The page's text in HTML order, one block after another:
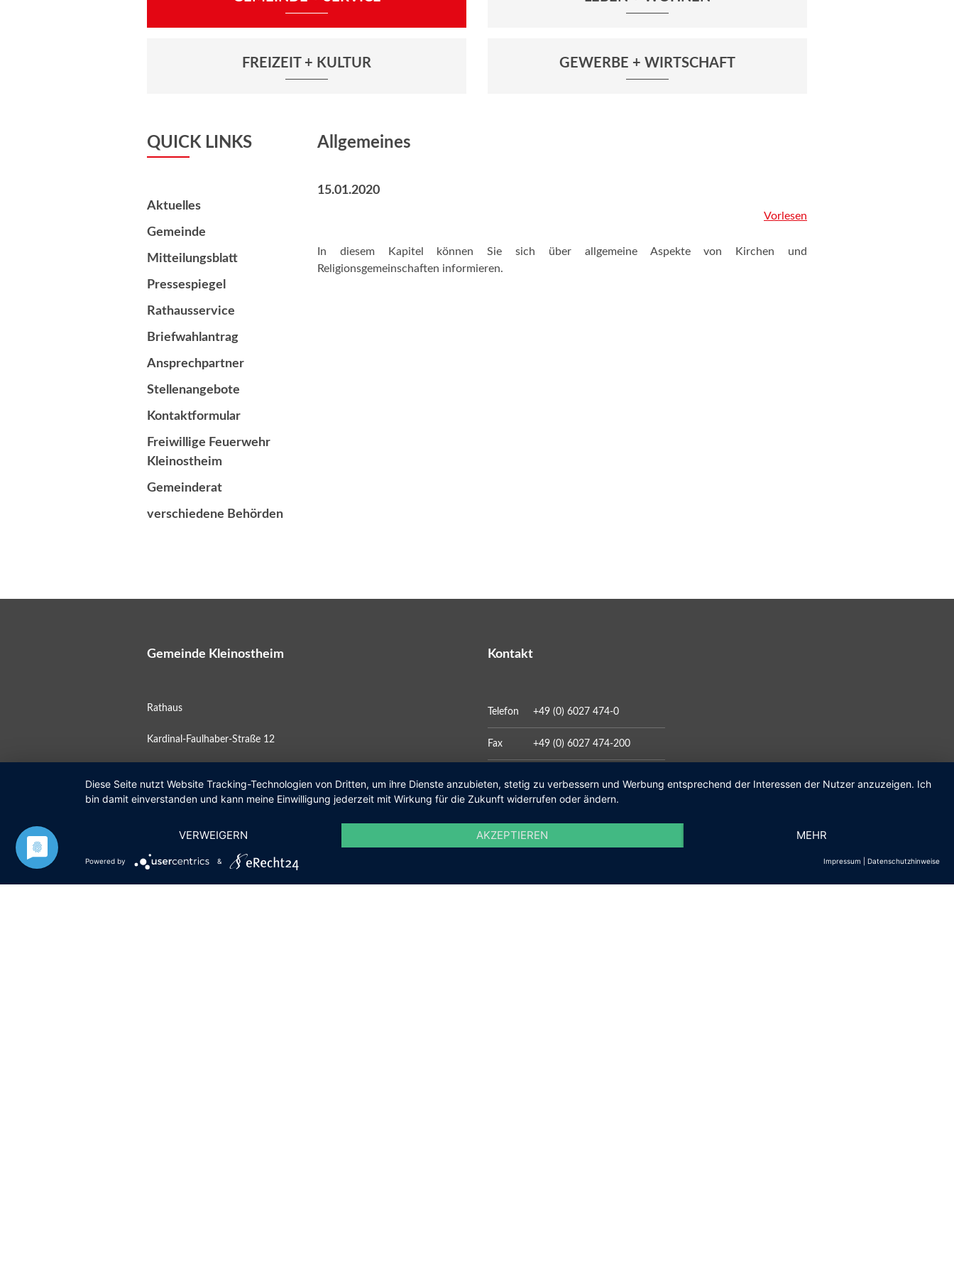
FREIZEIT + KULTUR GEWERBE + WIRTSCHAFT
QUICK LINKS
Aktuelles
Gemeinde
Mitteilungsblatt
Pressespiegel
Rathausservice
Briefwahlantrag
Ansprechpartner
Stellenangebote
Kontaktformular
Freiwillige Feuerwehr
Kleinostheim
Gemeinderat
verschiedene Behörden
Allgemeines
15.01.2020
Vorlesen
In diesem Kapitel können Sie sich über allgemeine Aspekte von Kirchen und
Religionsgemeinschaften informieren.
Gemeinde Kleinostheim
Rathaus
Kardinal-Faulhaber-Straße 12
Postfach 11 10
Kontakt
Telefon +49 (0) 6027 474-0
Fax +49 (0) 6027 474-200
Öffnungszeiten Social Media
Diese Seite nutzt Website Tracking-Technologien von Dritten, um ihre Dienste anzubieten, stetig zu verbessern und Werbung entsprechend der Interessen der Nutzer anzuzeigen. Ich
bin damit einverstanden und kann meine Einwilligung jederzeit mit Wirkung für die Zukunft widerrufen oder ändern.
VERWEIGERN AKZEPTIEREN MEHR
Powered by & Impressum Datenschutzhinweise